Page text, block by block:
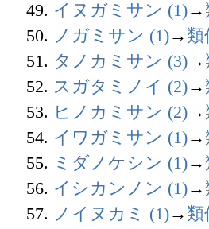
49. イヌガミサン (1)→
50. ノガミサン (1)→ 類
51. タノカミサン (3)→
52. スガタミノイ (2)→
53. ヒノカミサン (2)→
54. イワガミサン (1)→
55. ミダノケシン (1)→
56. イシカンノン (1)→
57. ノイヌカミ (1)→ 類